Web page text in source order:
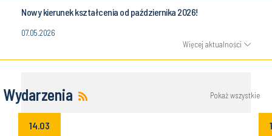
Nowy kierunek kształcenia od października 2026!
07.05.2026
Więcej aktualności
Wydarzenia Pokaż wszystkie
14.03